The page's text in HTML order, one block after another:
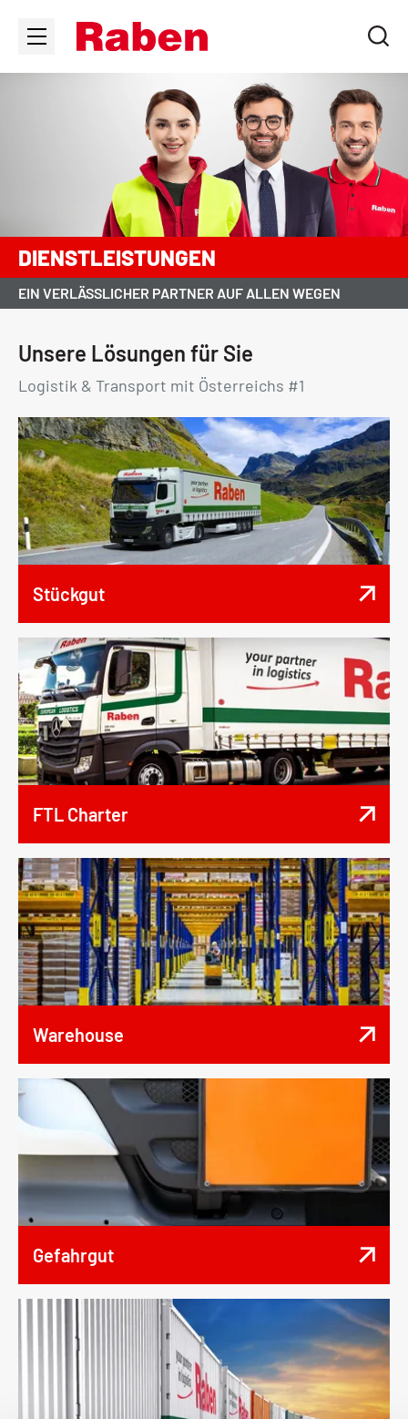
DIENSTLEISTUNGEN
EIN VERLÄSSLICHER PARTNER AUF ALLEN WEGEN
Unsere Lösungen für Sie
Logistik & Transport mit Österreichs #1
Stückgut
FTL Charter
Warehouse
Gefahrgut